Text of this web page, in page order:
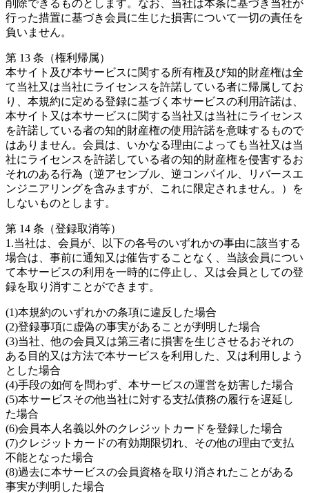
削除できるものとします。なお、当社は本条に基づき当社が
行った措置に基づき会員に生じた損害について一切の責任を
負いません。
第 13 条（権利帰属）
本サイト及び本サービスに関する所有権及び知的財産権は全
て当社又は当社にライセンスを許諾している者に帰属してお
り、本規約に定める登録に基づく本サービスの利用許諾は、
本サイト又は本サービスに関する当社又は当社にライセンス
を許諾している者の知的財産権の使用許諾を意味するもので
はありません。会員は、いかなる理由によっても当社又は当
社にライセンスを許諾している者の知的財産権を侵害するお
それのある行為（逆アセンブル、逆コンパイル、リバースエ
ンジニアリングを含みますが、これに限定されません。）を
しないものとします。
第 14 条（登録取消等）
1.当社は、会員が、以下の各号のいずれかの事由に該当する
場合は、事前に通知又は催告することなく、当該会員につい
て本サービスの利用を一時的に停止し、又は会員としての登
録を取り消すことができます。
(1)本規約のいずれかの条項に違反した場合
(2)登録事項に虚偽の事実があることが判明した場合
(3)当社、他の会員又は第三者に損害を生じさせるおそれの
ある目的又は方法で本サービスを利用した、又は利用しよう
とした場合
(4)手段の如何を問わず、本サービスの運営を妨害した場合
(5)本サービスその他当社に対する支払債務の履行を遅延し
た場合
(6)会員本人名義以外のクレジットカードを登録した場合
(7)クレジットカードの有効期限切れ、その他の理由で支払
不能となった場合
(8)過去に本サービスの会員資格を取り消されたことがある
事実が判明した場合